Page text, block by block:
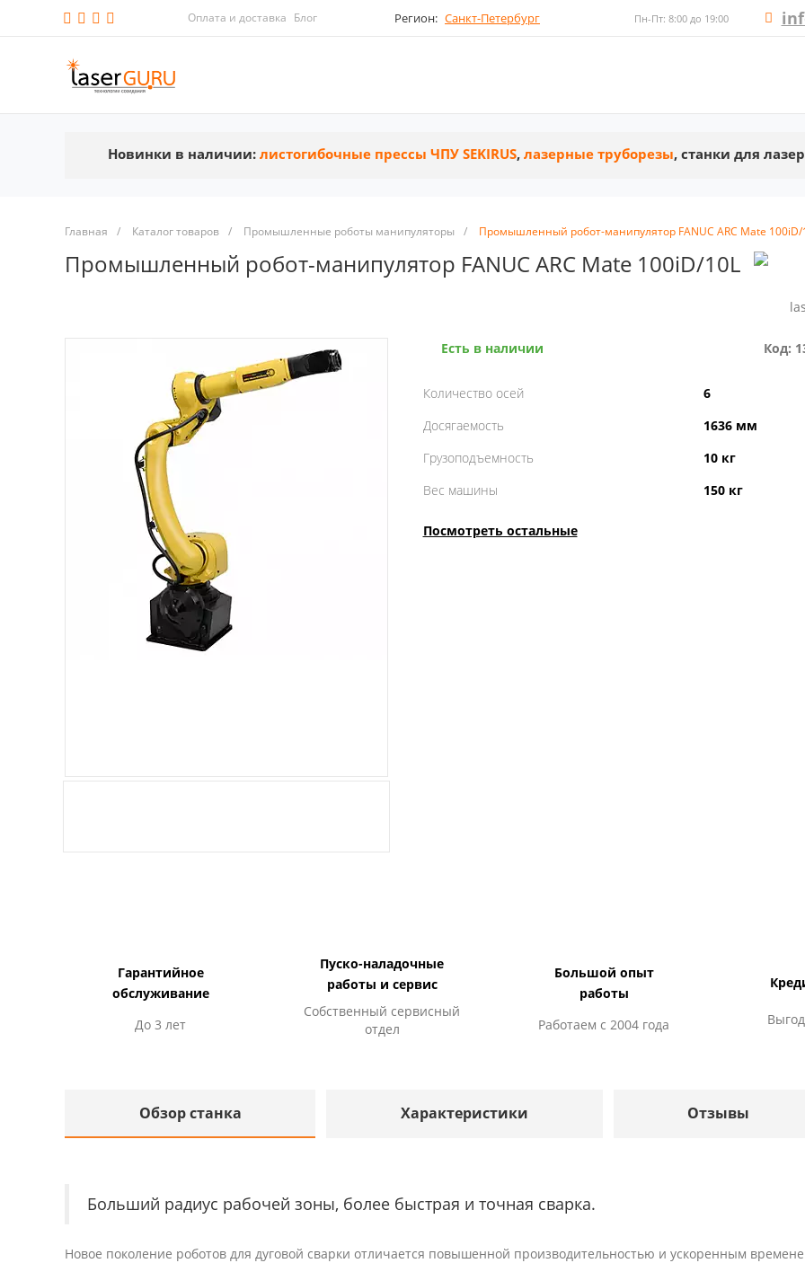
Оплата и доставка Блог Регион: Санкт-Петербург Пн-Пт: 8:00 до 19:00
Новинки в наличии: листогибочные прессы ЧПУ SEKIRUS, лазерные труборезы, станки для
Главная / Каталог товаров / Промышленные роботы манипуляторы / Промышленный робот-манипулятор FANUC ARC Mate 100iD/
Промышленный робот-манипулятор FANUC ARC Mate 100iD/10L
Есть в наличии Код:
Количество осей
6
Досягаемость
1636 мм
Грузоподъемность
10 кг
Вес машины
150 кг
Посмотреть остальные
Гарантийное
обслуживание
До 3 лет
Пуско-наладочные
работы и сервис
Собственный сервисный
отдел
Большой опыт
работы
Работаем с 2004 года
Обзор станка Характеристики Отзывы
Больший радиус рабочей зоны, более быстрая и точная сварка.
Новое поколение роботов для дуговой сварки отличается повышенной производительностью и ускоренным